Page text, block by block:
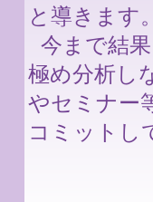
と導きます。
今まで結
極め分析し
やセミナー
コミットし